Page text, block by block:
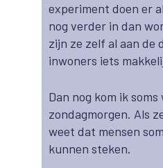
experiment doen er
nog verder in dan
zijn ze zelf al aan de
inwoners iets
Dan nog kom ik
zondagmorgen. Als
weet dat mensen
kunnen steken.